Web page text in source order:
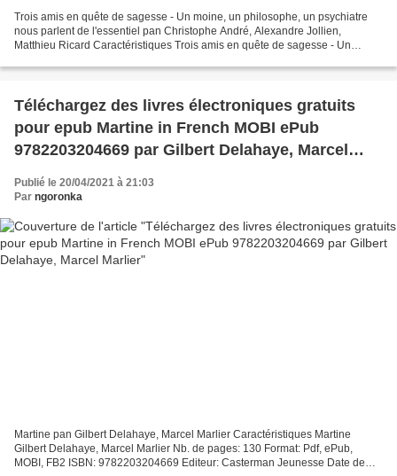
Trois amis en quête de sagesse - Un moine, un philosophe, un psychiatre
nous parlent de l'essentiel pan Christophe André, Alexandre Jollien,
Matthieu Ricard Caractéristiques Trois amis en quête de sagesse - Un
Téléchargez des livres électroniques gratuits
pour epub Martine in French MOBI ePub
9782203204669 par Gilbert Delahaye, Marcel
Marlier
Publié le 20/04/2021 à 21:03
Par ngoronka
Martine pan Gilbert Delahaye, Marcel Marlier Caractéristiques Martine
Gilbert Delahaye, Marcel Marlier Nb. de pages: 130 Format: Pdf, ePub,
MOBI, FB2 ISBN: 9782203204669 Editeur: Casterman Jeunesse Date de